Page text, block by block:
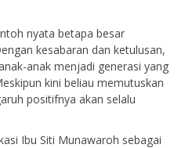
nyata betapa besar
kesabaran dan ketulusan,
anak menjadi generasi yang
kini beliau memutuskan
positifnya akan selalu
Ibu Siti Munawaroh sebagai